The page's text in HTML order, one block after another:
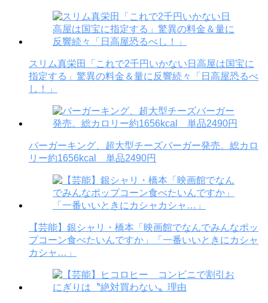
スリム真栄田「これで2千円いかない日高屋は国宝に
指定する」驚異の料金＆量に反響続々「日高屋恐るべ
し！」
バーガーキング、超大型チーズバーガー発売。総カロ
リー約1656kcal 単品2490円
【芸能】銀シャリ・橋本「映画館でなんでみんなポッ
プコーン食べたいんですか」「一番いいときにカシャ
カシャ…」